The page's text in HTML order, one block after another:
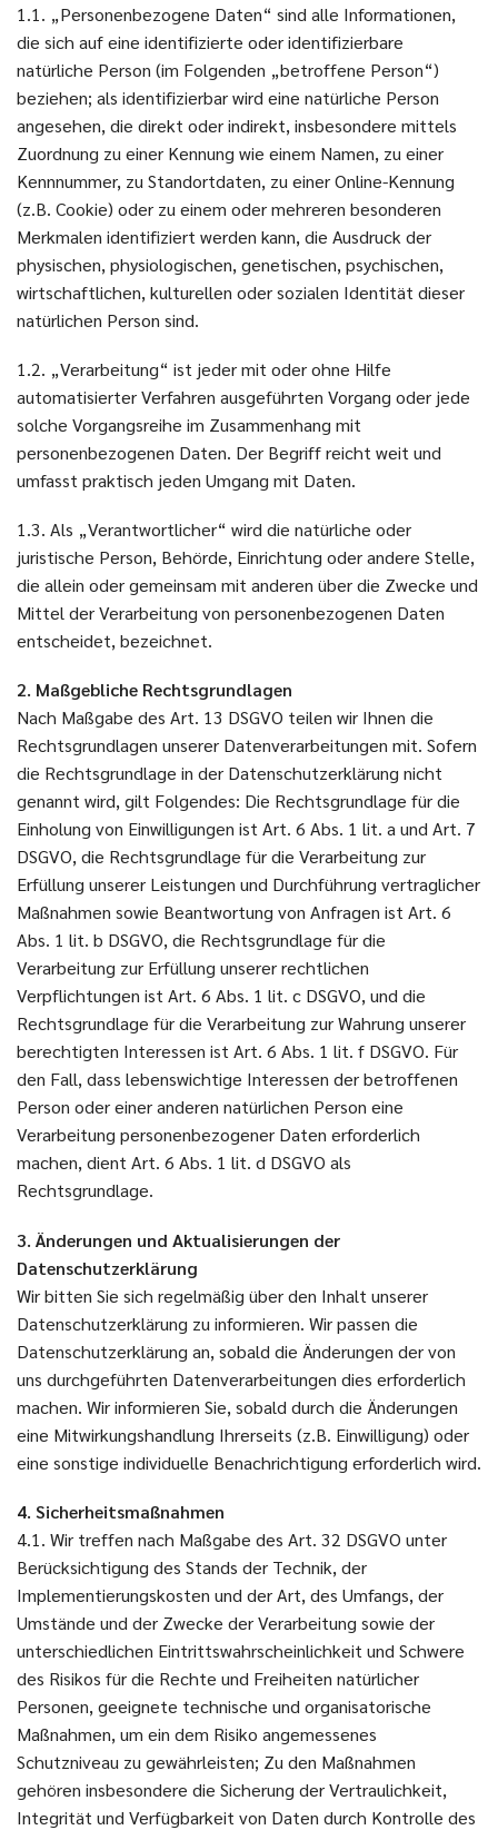
1.1. „Personenbezogene Daten“ sind alle Informationen,
die sich auf eine identifizierte oder identifizierbare
natürliche Person (im Folgenden „betroffene Person“)
beziehen; als identifizierbar wird eine natürliche Person
angesehen, die direkt oder indirekt, insbesondere mittels
Zuordnung zu einer Kennung wie einem Namen, zu einer
Kennnummer, zu Standortdaten, zu einer Online-Kennung
(z.B. Cookie) oder zu einem oder mehreren besonderen
Merkmalen identifiziert werden kann, die Ausdruck der
physischen, physiologischen, genetischen, psychischen,
wirtschaftlichen, kulturellen oder sozialen Identität dieser
natürlichen Person sind.
1.2. „Verarbeitung“ ist jeder mit oder ohne Hilfe
automatisierter Verfahren ausgeführten Vorgang oder jede
solche Vorgangsreihe im Zusammenhang mit
personenbezogenen Daten. Der Begriff reicht weit und
umfasst praktisch jeden Umgang mit Daten.
1.3. Als „Verantwortlicher“ wird die natürliche oder
juristische Person, Behörde, Einrichtung oder andere Stelle,
die allein oder gemeinsam mit anderen über die Zwecke und
Mittel der Verarbeitung von personenbezogenen Daten
entscheidet, bezeichnet.
2. Maßgebliche Rechtsgrundlagen
Nach Maßgabe des Art. 13 DSGVO teilen wir Ihnen die
Rechtsgrundlagen unserer Datenverarbeitungen mit. Sofern
die Rechtsgrundlage in der Datenschutzerklärung nicht
genannt wird, gilt Folgendes: Die Rechtsgrundlage für die
Einholung von Einwilligungen ist Art. 6 Abs. 1 lit. a und Art. 7
DSGVO, die Rechtsgrundlage für die Verarbeitung zur
Erfüllung unserer Leistungen und Durchführung vertraglicher
Maßnahmen sowie Beantwortung von Anfragen ist Art. 6
Abs. 1 lit. b DSGVO, die Rechtsgrundlage für die
Verarbeitung zur Erfüllung unserer rechtlichen
Verpflichtungen ist Art. 6 Abs. 1 lit. c DSGVO, und die
Rechtsgrundlage für die Verarbeitung zur Wahrung unserer
berechtigten Interessen ist Art. 6 Abs. 1 lit. f DSGVO. Für
den Fall, dass lebenswichtige Interessen der betroffenen
Person oder einer anderen natürlichen Person eine
Verarbeitung personenbezogener Daten erforderlich
machen, dient Art. 6 Abs. 1 lit. d DSGVO als
Rechtsgrundlage.
3. Änderungen und Aktualisierungen der
Datenschutzerklärung
Wir bitten Sie sich regelmäßig über den Inhalt unserer
Datenschutzerklärung zu informieren. Wir passen die
Datenschutzerklärung an, sobald die Änderungen der von
uns durchgeführten Datenverarbeitungen dies erforderlich
machen. Wir informieren Sie, sobald durch die Änderungen
eine Mitwirkungshandlung Ihrerseits (z.B. Einwilligung) oder
eine sonstige individuelle Benachrichtigung erforderlich wird.
4. Sicherheitsmaßnahmen
4.1. Wir treffen nach Maßgabe des Art. 32 DSGVO unter
Berücksichtigung des Stands der Technik, der
Implementierungskosten und der Art, des Umfangs, der
Umstände und der Zwecke der Verarbeitung sowie der
unterschiedlichen Eintrittswahrscheinlichkeit und Schwere
des Risikos für die Rechte und Freiheiten natürlicher
Personen, geeignete technische und organisatorische
Maßnahmen, um ein dem Risiko angemessenes
Schutzniveau zu gewährleisten; Zu den Maßnahmen
gehören insbesondere die Sicherung der Vertraulichkeit,
Integrität und Verfügbarkeit von Daten durch Kontrolle des